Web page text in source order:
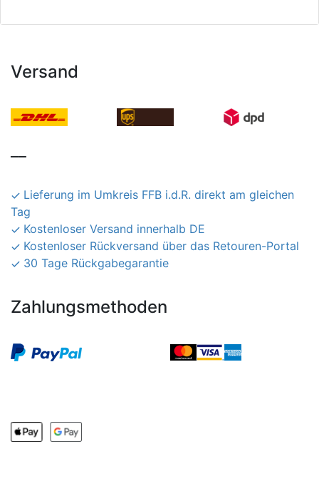
Versand
Lieferung im Umkreis FFB i.d.R. direkt am gleichen
Tag
Kostenloser Versand innerhalb DE
Kostenloser Rückversand über das Retouren-Portal
30 Tage Rückgabegarantie
Zahlungsmethoden